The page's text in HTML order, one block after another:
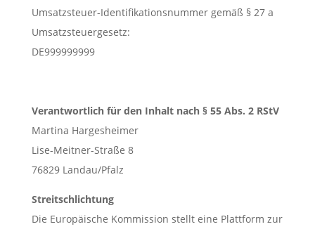
Umsatzsteuer-Identifikationsnummer gemäß § 27 a
Umsatzsteuergesetz:
DE999999999
Verantwortlich für den Inhalt nach § 55 Abs. 2 RStV
Martina Hargesheimer
Lise-Meitner-Straße 8
76829 Landau/Pfalz
Streitschlichtung
Die Europäische Kommission stellt eine Plattform zur